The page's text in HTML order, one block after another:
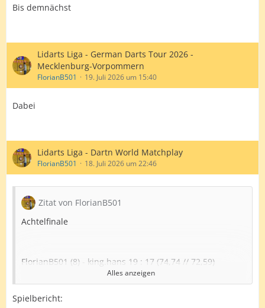
Bis demnächst
Lidarts Liga - German Darts Tour 2026 -
Mecklenburg-Vorpommern
FlorianB501 19. Juli 2026 um 15:40
Dabei
Lidarts Liga - Dartn World Matchplay
FlorianB501 18. Juli 2026 um 22:46
Zitat von FlorianB501
Achtelfinale
FlorianB501 (8) - king.hans 19 : 17 (74,74 // 72,59)
Highlights:
Flo - 4x 180; 5x 16er, 4x 17er; 4x 18er
Alles anzeigen
Spielbericht: